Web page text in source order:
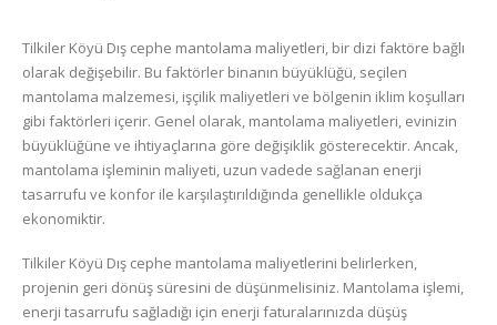
Tilkiler Köyü Dış cephe mantolama maliyetleri, bir dizi faktöre bağlı
olarak değişebilir. Bu faktörler binanın büyüklüğü, seçilen
mantolama malzemesi, işçilik maliyetleri ve bölgenin iklim koşulları
gibi faktörleri içerir. Genel olarak, mantolama maliyetleri, evinizin
büyüklüğüne ve ihtiyaçlarına göre değişiklik gösterecektir. Ancak,
mantolama işleminin maliyeti, uzun vadede sağlanan enerji
tasarrufu ve konfor ile karşılaştırıldığında genellikle oldukça
ekonomiktir.
Tilkiler Köyü Dış cephe mantolama maliyetlerini belirlerken,
projenin geri dönüş süresini de düşünmelisiniz. Mantolama işlemi,
enerji tasarrufu sağladığı için enerji faturalarınızda düşüş